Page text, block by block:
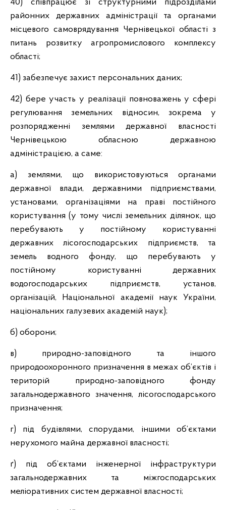
40) співпрацює зі структурними підрозділами
районних державних адміністрації та органами
місцевого самоврядування Чернівецької області з
питань розвитку агропромислового комплексу
області;
41) забезпечує захист персональних даних;
42) бере участь у реалізації повноважень у сфері
регулювання земельних відносин, зокрема у
розпорядженні землями державної власності
Чернівецькою обласною державною
адміністрацією, а саме:
а) землями, що використовуються органами
державної влади, державними підприємствами,
установами, організаціями на праві постійного
користування (у тому числі земельних ділянок, що
перебувають у постійному користуванні
державних лісогосподарських підприємств, та
земель водного фонду, що перебувають у
постійному користуванні державних
водогосподарських підприємств, установ,
організацій, Національної академії наук України,
національних галузевих академій наук);
б) оборони;
в) природно-заповідного та іншого
природоохоронного призначення в межах об’єктів і
територій природно-заповідного фонду
загальнодержавного значення, лісогосподарського
призначення;
г) під будівлями, спорудами, іншими об’єктами
нерухомого майна державної власності;
ґ) під об’єктами інженерної інфраструктури
загальнодержавних та міжгосподарських
меліоративних систем державної власності;